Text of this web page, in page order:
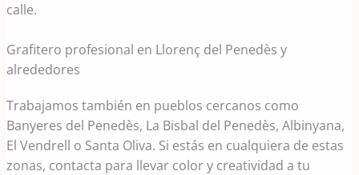
calle.
Grafitero profesional en Llorenç del Penedès y
alrededores
Trabajamos también en pueblos cercanos como
Banyeres del Penedès, La Bisbal del Penedès, Albinyana,
El Vendrell o Santa Oliva. Si estás en cualquiera de estas
zonas, contacta para llevar color y creatividad a tu